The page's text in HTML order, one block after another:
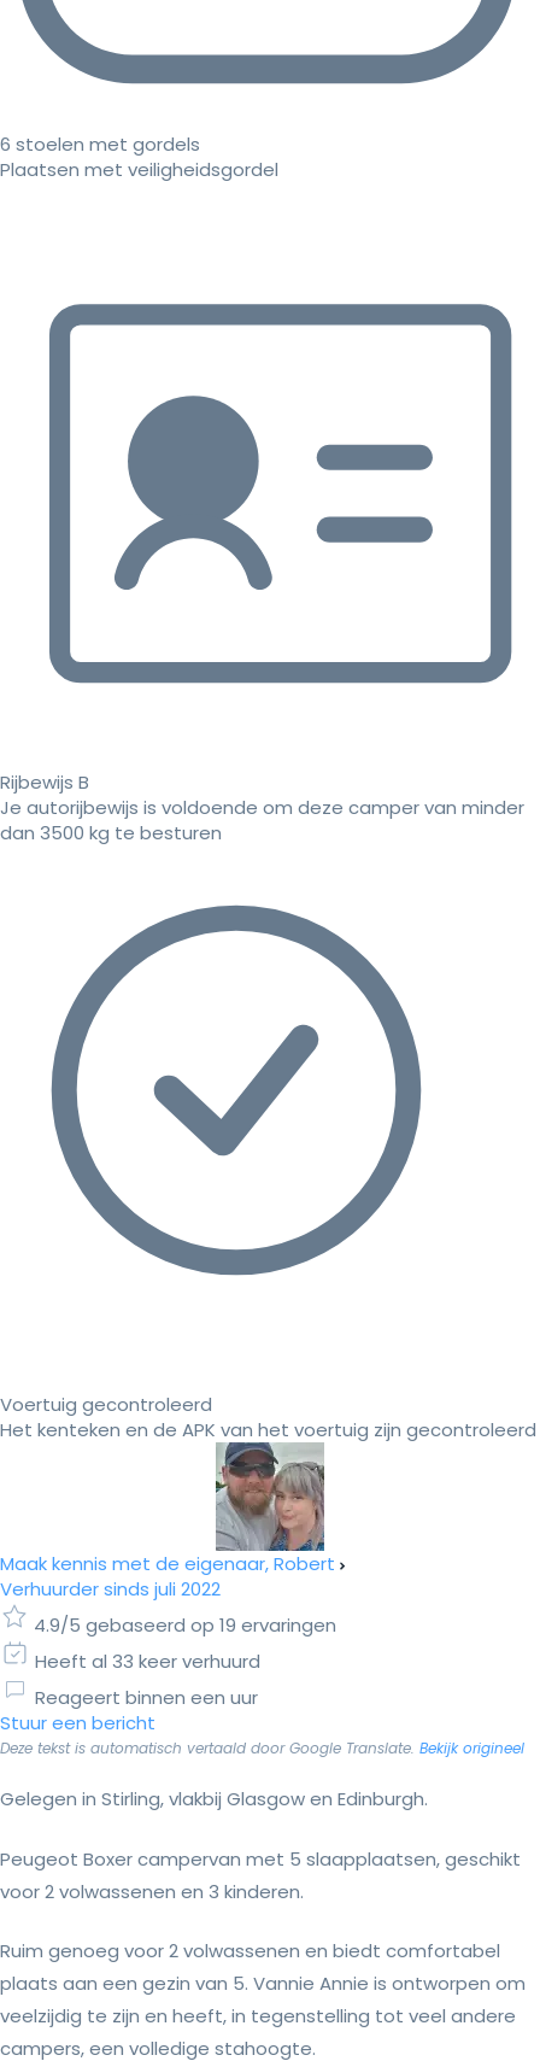
6 stoelen met gordels
Plaatsen met veiligheidsgordel
Rijbewijs B
Je autorijbewijs is voldoende om deze camper van minder
dan 3500 kg te besturen
Voertuig gecontroleerd
Het kenteken en de APK van het voertuig zijn gecontroleerd
Maak kennis met de eigenaar, Robert
Verhuurder sinds juli 2022
4.9/5 gebaseerd op 19 ervaringen
Heeft al 33 keer verhuurd
Reageert binnen een uur
Stuur een bericht
Deze tekst is automatisch vertaald door Google Translate. Bekijk origineel
Gelegen in Stirling, vlakbij Glasgow en Edinburgh.
Peugeot Boxer campervan met 5 slaapplaatsen, geschikt
voor 2 volwassenen en 3 kinderen.
Ruim genoeg voor 2 volwassenen en biedt comfortabel
plaats aan een gezin van 5. Vannie Annie is ontworpen om
veelzijdig te zijn en heeft, in tegenstelling tot veel andere
campers, een volledige stahoogte.